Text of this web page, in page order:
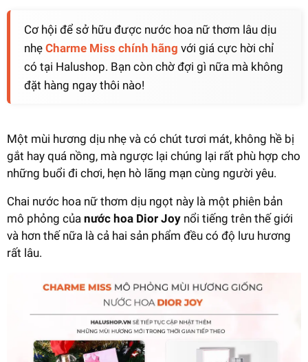
Cơ hội để sở hữu được nước hoa nữ thơm lâu dịu
nhẹ Charme Miss chính hãng với giá cực hời chỉ
có tại Halushop. Bạn còn chờ đợi gì nữa mà không
đặt hàng ngay thôi nào!
Một mùi hương dịu nhẹ và có chút tươi mát, không hề bị
gắt hay quá nồng, mà ngược lại chúng lại rất phù hợp cho
những buổi đi chơi, hẹn hò lãng mạn cùng người yêu.
Chai nước hoa nữ thơm dịu ngọt này là một phiên bản
mô phỏng của nước hoa Dior Joy nổi tiếng trên thế giới
và hơn thế nữa là cả hai sản phẩm đều có độ lưu hương
rất lâu.